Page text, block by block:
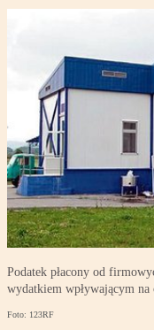
Podatek płacony od
wydatkiem wpływającym
Foto: 123RF